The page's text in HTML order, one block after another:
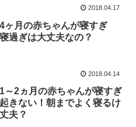
2018.04.17
ヶ月の赤ちゃんが寝すぎ
過ぎは大丈夫なの？
2018.04.14
～2ヵ月の赤ちゃんが寝すぎ
きない！朝までよく寝るけ
夫？